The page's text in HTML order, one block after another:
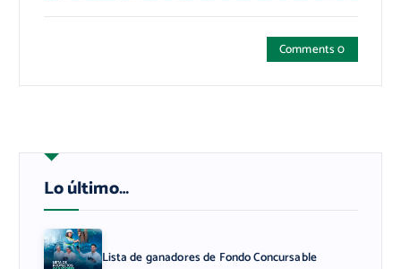
Comments 0
Lo último…
Lista de ganadores de Fondo Concursable